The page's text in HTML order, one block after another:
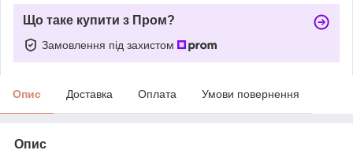
Що таке купити з Пром?
Замовлення під захистом
Опис Доставка Оплата Умови повернення
Опис